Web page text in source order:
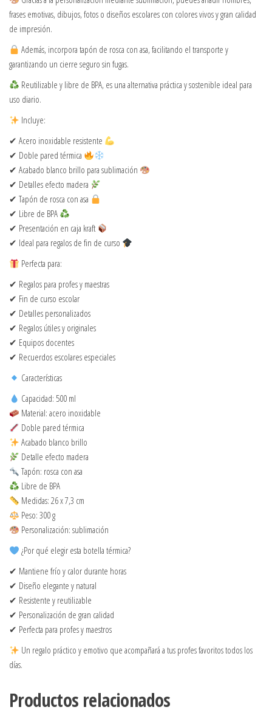
frases emotivas, dibujos, fotos o diseños escolares con colores vivos y gran calidad
de impresión.
Además, incorpora tapón de rosca con asa, facilitando el transporte y
garantizando un cierre seguro sin fugas.
Reutilizable y libre de BPA, es una alternativa práctica y sostenible ideal para
uso diario.
Incluye:
✔ Acero inoxidable resistente
✔ Doble pared térmica
✔ Acabado blanco brillo para sublimación
✔ Detalles efecto madera
✔ Tapón de rosca con asa
✔ Libre de BPA
✔ Presentación en caja kraft
✔ Ideal para regalos de fin de curso
Perfecta para:
✔ Regalos para profes y maestras
✔ Fin de curso escolar
✔ Detalles personalizados
✔ Regalos útiles y originales
✔ Equipos docentes
✔ Recuerdos escolares especiales
Características
Capacidad: 500 ml
Material: acero inoxidable
Doble pared térmica
Acabado blanco brillo
Detalle efecto madera
Tapón: rosca con asa
Libre de BPA
Medidas: 26 x 7,3 cm
Peso: 300 g
Personalización: sublimación
¿Por qué elegir esta botella térmica?
✔ Mantiene frío y calor durante horas
✔ Diseño elegante y natural
✔ Resistente y reutilizable
✔ Personalización de gran calidad
✔ Perfecta para profes y maestros
Un regalo práctico y emotivo que acompañará a tus profes favoritos todos los
días.
Productos relacionados